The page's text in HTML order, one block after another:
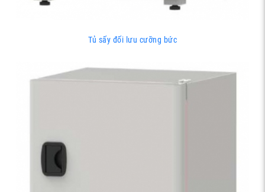
Tủ sấy đối lưu cưỡng bức